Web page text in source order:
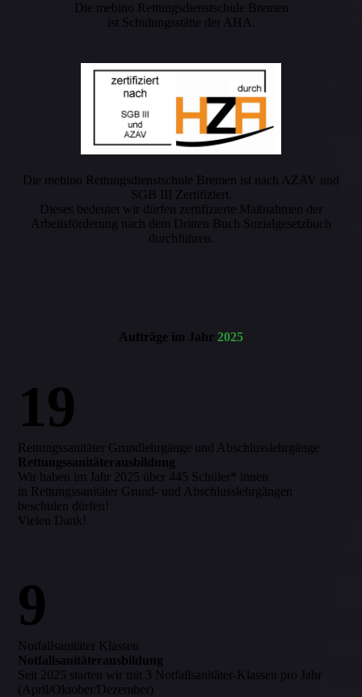
Die mebino Rettungsdienstschule Bremen
ist Schulungsstätte der AHA.
Die mebino Rettungsdienstschule Bremen ist nach AZAV und
SGB III Zertifiziert.
Dieses bedeutet wir dürfen zertifizierte Maßnahmen der
Arbeitsförderung nach dem Dritten Buch Sozialgesetzbuch
durchführen.
Aufträge im Jahr 2025
19
Rettungssanitäter Grundlehrgänge und Abschlusslehrgänge
Rettungssanitäterausbildung
Wir haben im Jahr 2025 über 445 Schüler* innen
in Rettungssanitäter Grund- und Abschlusslehrgängen
beschulen dürfen!
Vielen Dank!
9
Notfallsanitäter Klassen
Notfallsanitäterausbildung
Seit 2025 starten wir mit 3 Notfallsanitäter-Klassen pro Jahr
(April/Oktober/Dezember)